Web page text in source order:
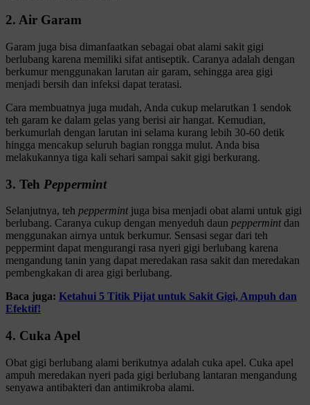
2. Air Garam
Garam juga bisa dimanfaatkan sebagai obat alami sakit gigi
berlubang karena memiliki sifat antiseptik. Caranya adalah dengan
berkumur menggunakan larutan air garam, sehingga area gigi
menjadi bersih dan infeksi dapat teratasi.
Cara membuatnya juga mudah, Anda cukup melarutkan 1 sendok
teh garam ke dalam gelas yang berisi air hangat. Kemudian,
berkumurlah dengan larutan ini selama kurang lebih 30-60 detik
hingga mencakup seluruh bagian rongga mulut. Anda bisa
melakukannya tiga kali sehari sampai sakit gigi berkurang.
3. Teh Peppermint
Selanjutnya, teh peppermint juga bisa menjadi obat alami untuk gigi
berlubang. Caranya cukup dengan menyeduh daun peppermintdan
menggunakan airnya untuk berkumur. Sensasi segar dari teh
peppermint dapat mengurangi rasa nyeri gigi berlubang karena
mengandung tanin yang dapat meredakan rasa sakit dan meredakan
pembengkakan di area gigi berlubang.
Baca juga: Ketahui 5 Titik Pijat untuk Sakit Gigi, Ampuh dan
Efektif!
4. Cuka Apel
Obat gigi berlubang alami berikutnya adalah cuka apel. Cuka apel
ampuh meredakan nyeri pada gigi berlubang lantaran mengandung
senyawa antibakteri dan antimikroba alami.